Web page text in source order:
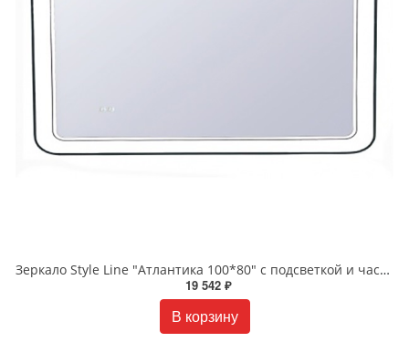
Зеркало Style Line "Атлантика 100*80" с подсветкой и часами СС-00000669
19 542 ₽
В корзину